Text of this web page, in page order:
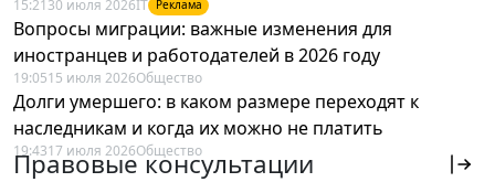
15:21 30 июля 2026IT Реклама
Вопросы миграции: важные изменения для
иностранцев и работодателей в 2026 году
19:0515 июля 2026Общество
Долги умершего: в каком размере переходят к
наследникам и когда их можно не платить
19:4317 июля 2026Общество
Правовые консультации